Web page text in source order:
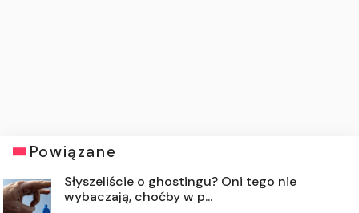
Powiązane
Słyszeliście o ghostingu? Oni tego nie
wybaczają, choćby w p...